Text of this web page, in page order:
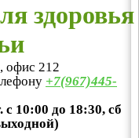
здоровья
офис 212
+7(967)445-
с 10:00 до 18:30, сб